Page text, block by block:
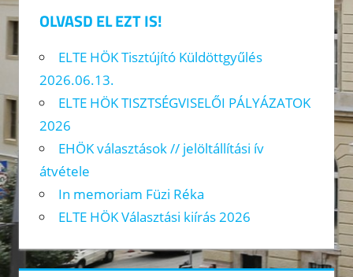
OLVASD EL EZT IS!
ELTE HÖK Tisztújító Küldöttgyűlés
2026.06.13.
ELTE HÖK TISZTSÉGVISELŐI PÁLYÁZATOK
2026
EHÖK választások // jelöltállítási ív
átvétele
In memoriam Füzi Réka
ELTE HÖK Választási kiírás 2026